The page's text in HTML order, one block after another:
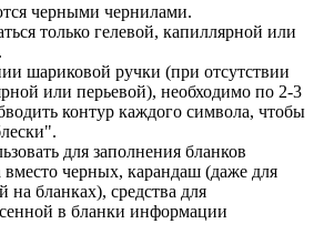
черными чернилами.
только гелевой, капиллярной или
шариковой ручки (при отсутствии
или перьевой), необходимо по 2-3
контур каждого символа, чтобы
для заполнения бланков
черных, карандаш (даже для
на бланках), средства для
в бланки информации